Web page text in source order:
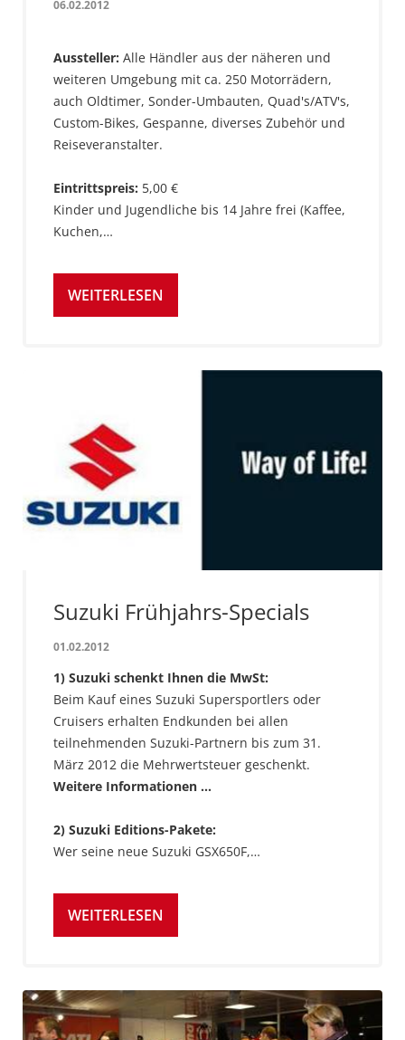
06.02.2012
Aussteller: Alle Händler aus der näheren und
weiteren Umgebung mit ca. 250 Motorrädern,
auch Oldtimer, Sonder-Umbauten, Quad's/ATV's,
Custom-Bikes, Gespanne, diverses Zubehör und
Reiseveranstalter.
Eintrittspreis: 5,00 €
Kinder und Jugendliche bis 14 Jahre frei (Kaffee,
Kuchen,…
WEITERLESEN
Suzuki Frühjahrs-Specials
01.02.2012
1) Suzuki schenkt Ihnen die MwSt:
Beim Kauf eines Suzuki Supersportlers oder
Cruisers erhalten Endkunden bei allen
teilnehmenden Suzuki-Partnern bis zum 31.
März 2012 die Mehrwertsteuer geschenkt.
Weitere Informationen ...
2) Suzuki Editions-Pakete:
Wer seine neue Suzuki GSX650F,…
WEITERLESEN